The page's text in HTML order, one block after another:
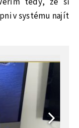
v systému najít